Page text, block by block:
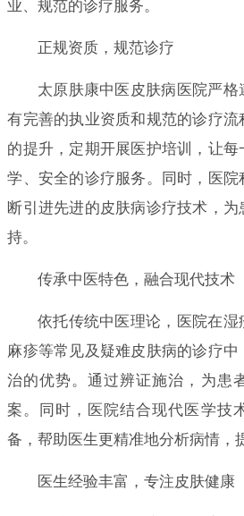
业、规范的诊疗服务。
正规资质，规范诊疗
太原肤康中医皮肤病医院严
有完善的执业资质和规范的诊疗
的提升，定期开展医护培训，让
学、安全的诊疗服务。同时，医
断引进先进的皮肤病诊疗技术，
持。
传承中医特色，融合现代技术
依托传统中医理论，医院在
麻疹等常见及疑难皮肤病的诊疗
治的优势。通过辨证施治，为患
案。同时，医院结合现代医学技
备，帮助医生更精准地分析病情，
医生经验丰富，专注皮肤健康